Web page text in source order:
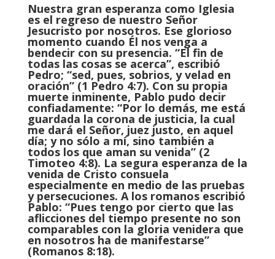
Nuestra gran esperanza como Iglesia
es el regreso de nuestro Señor
Jesucristo por nosotros. Ese glorioso
momento cuando Él nos venga a
bendecir con su presencia. “El fin de
todas las cosas se acerca”, escribió
Pedro; “sed, pues, sobrios, y velad en
oración” (1 Pedro 4:7). Con su propia
muerte inminente, Pablo pudo decir
confiadamente: “Por lo demás, me está
guardada la corona de justicia, la cual
me dará el Señor, juez justo, en aquel
día; y no sólo a mí, sino también a
todos los que aman su venida” (2
Timoteo 4:8). La segura esperanza de la
venida de Cristo consuela
especialmente en medio de las pruebas
y persecuciones. A los romanos escribió
Pablo: “Pues tengo por cierto que las
aflicciones del tiempo presente no son
comparables con la gloria venidera que
en nosotros ha de manifestarse”
(Romanos 8:18).